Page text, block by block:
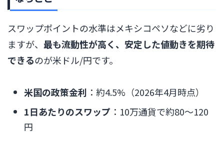
スワップポイントの水準はメキシコペソなどに劣り
ますが、 最も流動性が高く、安定した値動きを期待
できるのが米ドル/円です。
米国の政策金利 ：約4.5%（2026年4月時点）
1日あたりのスワップ ：10万通貨で約80〜120
円